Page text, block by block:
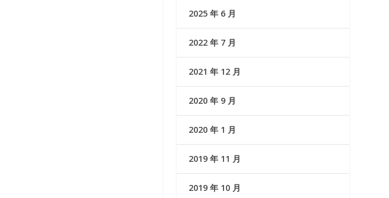
2025 年 6 月
2022 年 7 月
2021 年 12 月
2020 年 9 月
2020 年 1 月
2019 年 11 月
2019 年 10 月